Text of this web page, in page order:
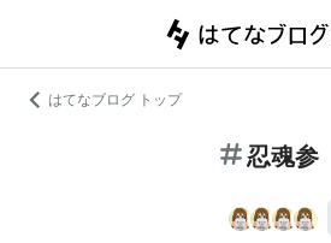
はてなブログ トップ
忍魂参